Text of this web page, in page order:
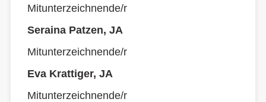
Mitunterzeichnende/r
Seraina Patzen, JA
Mitunterzeichnende/r
Eva Krattiger, JA
Mitunterzeichnende/r